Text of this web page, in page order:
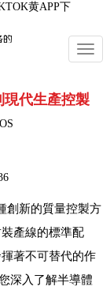
黄APP下
切
換
航
現代生產控製
創新的質量控製方
產線的標準配
著不可替代的作
深入了解半導體